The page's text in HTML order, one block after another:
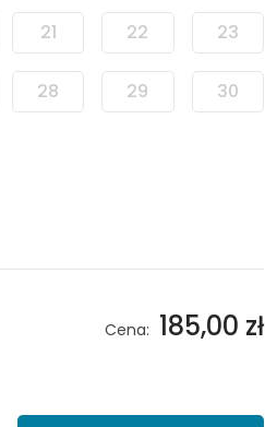
21 22 23
28 29 30
Cena: 185,00 zł